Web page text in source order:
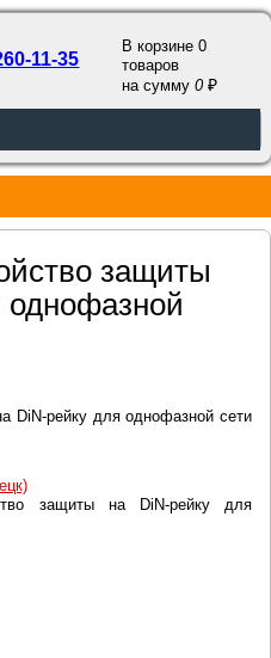
11-35
В корзине 0
товаров
на сумму0
защиты
однофазной
DiN-рейку для однофазной сети
защиты на DiN-рейку для